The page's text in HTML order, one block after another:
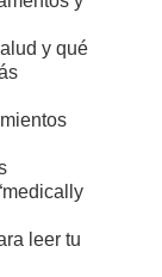
y qué
leer tu